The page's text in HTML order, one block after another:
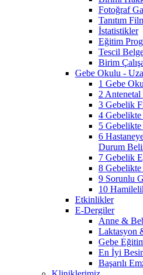
Fotoğraf
Tanıtım
İstatistikler
Eğitim
Tescil
Birim
Gebe Okulu -
1 Gebe
2
3 Gebelik
4
5 Gebelikte
6
Durum
7 Gebelik
8 Gebelikte
9 Sorunlu
10
Etkinlikler
E-Dergiler
Anne &
Laktasyon
Gebe
En İyi
Başarılı